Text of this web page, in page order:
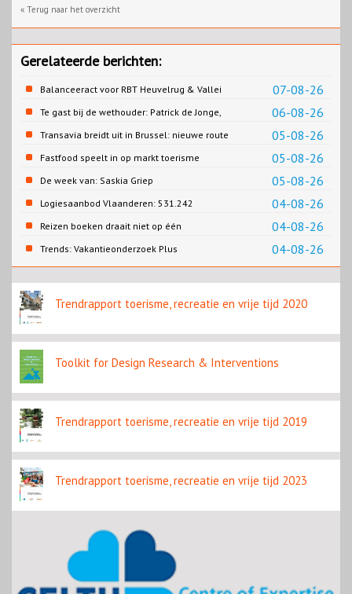
« Terug naar het overzicht
Gerelateerde berichten:
07-08-26
Balanceeract voor RBT Heuvelrug & Vallei
06-08-26
Te gast bij de wethouder: Patrick de Jonge,
Gemeente Emmen
05-08-26
Transavia breidt uit in Brussel: nieuwe route
naar Porto
05-08-26
Fastfood speelt in op markt toerisme
05-08-26
De week van: Saskia Griep
04-08-26
Logiesaanbod Vlaanderen: 531.242
slaapplaatsen
04-08-26
Reizen boeken draait niet op één
contentbron
04-08-26
Trends: Vakantieonderzoek Plus
Trendrapport toerisme, recreatie en vrije tijd 2020
Toolkit for Design Research & Interventions
Trendrapport toerisme, recreatie en vrije tijd 2019
Trendrapport toerisme, recreatie en vrije tijd 2023